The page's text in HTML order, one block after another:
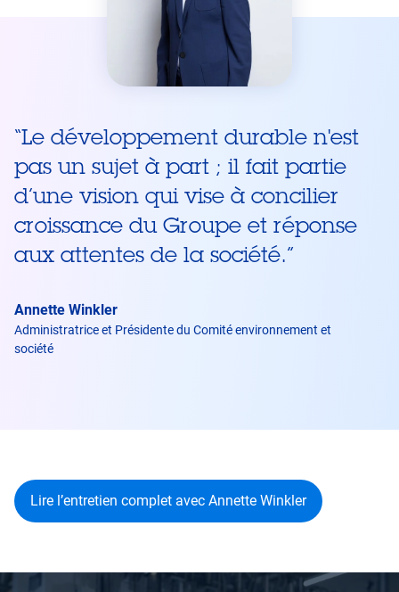
“Le développement durable n'est
pas un sujet à part ; il fait partie
d’une vision qui vise à concilier
croissance du Groupe et réponse
aux attentes de la société.”
Annette Winkler
Administratrice et Présidente du Comité environnement et
société
Lire l’entretien complet avec Annette Winkler